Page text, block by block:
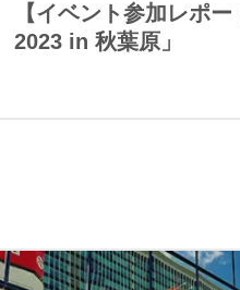
【イベント参加レポ
2023 in 秋葉原」